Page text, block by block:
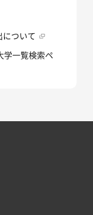
について
学一覧検索ペ